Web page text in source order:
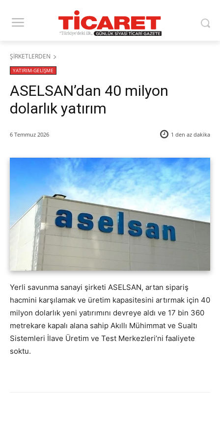
ŞİRKETLERDEN
YATIRIM-GELİŞME
ASELSAN’dan 40 milyon
dolarlık yatırım
6 Temmuz 2026 1 den az dakika
Yerli savunma sanayi şirketi ASELSAN, artan sipariş
hacmini karşılamak ve üretim kapasitesini artırmak için 40
milyon dolarlık yeni yatırımını devreye aldı ve 17 bin 360
metrekare kapalı alana sahip Akıllı Mühimmat ve Sualtı
Sistemleri İlave Üretim ve Test Merkezleri’ni faaliyete
soktu.